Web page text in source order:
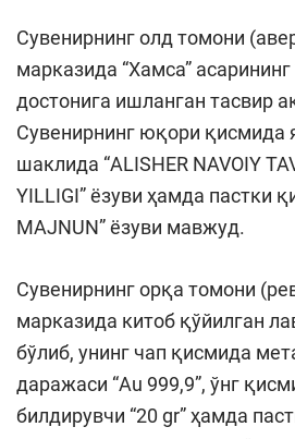
Сувенирнинг олд томони
марказида “Хамса”
достонига ишланган тасвир
Сувенирнинг юқори қисмида
шаклида “ALISHER NAVOIY
YILLIGI” ёзуви ҳамда пастки
MAJNUN” ёзуви мавжуд.
Сувенирнинг орқа томони
марказида китоб қўйилган
бўлиб, унинг чап қисмида
даражаси “Au 999,9”, ўнг
билдирувчи “20 gr” ҳамда